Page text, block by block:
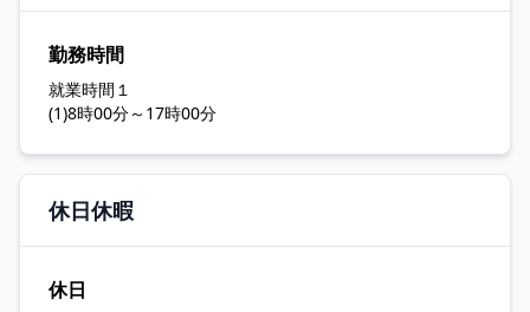
勤務時間
就業時間１
(1)8時00分～17時00分
休日休暇
休日